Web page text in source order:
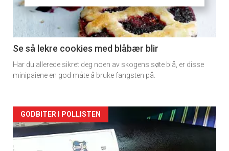
-
section
11
Dagens
Se så lekre cookies med blåbær blir
Har du allerede sikret deg noen av skogens søte blå, er disse
minipaiene en god måte å bruke fangsten på.
Artikler
detail
GODBITER I POLLISTEN